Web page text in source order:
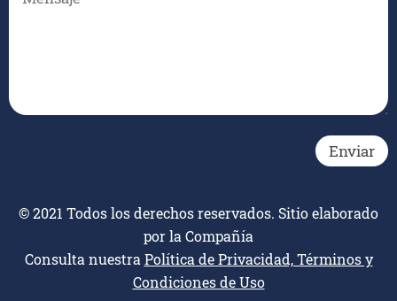
© 2021 Todos los derechos reservados. Sitio elaborado
por la Compañía
Consulta nuestra Política de Privacidad, Términos y
Condiciones de Uso